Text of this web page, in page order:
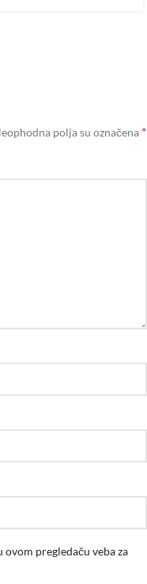
polja su označena *
ovom pregledaču veba za